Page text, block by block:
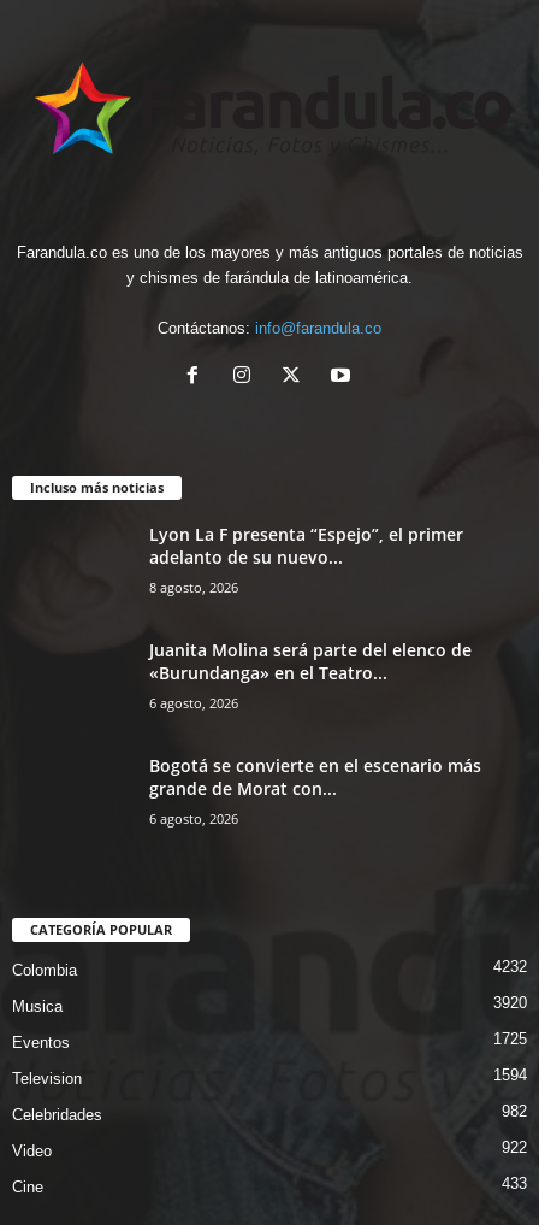
Farandula.co es uno de los mayores y más antiguos portales de noticias
y chismes de farándula de latinoamérica.
Contáctanos: info@farandula.co
Incluso más noticias
Lyon La F presenta “Espejo”, el primer
adelanto de su nuevo...
8 agosto, 2026
Juanita Molina será parte del elenco de
«Burundanga» en el Teatro...
6 agosto, 2026
Bogotá se convierte en el escenario más
grande de Morat con...
6 agosto, 2026
CATEGORÍA POPULAR
Colombia 4232
Musica 3920
Eventos 1725
Television 1594
Celebridades 982
Video 922
Cine 433